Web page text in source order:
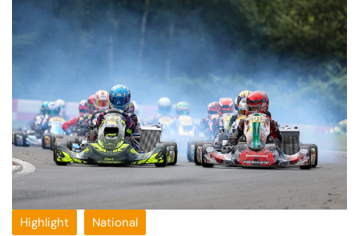
Highlight National